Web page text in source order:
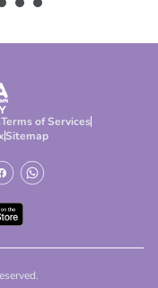
Terms of Services
Sitemap